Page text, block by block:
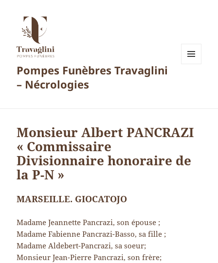
Pompes Funèbres Travaglini
– Nécrologies
Monsieur Albert PANCRAZI
« Commissaire
Divisionnaire honoraire de
la P-N »
MARSEILLE. GIOCATOJO
Madame Jeannette Pancrazi, son épouse ;
Madame Fabienne Pancrazi-Basso, sa fille ;
Madame Aldebert-Pancrazi, sa soeur;
Monsieur Jean-Pierre Pancrazi, son frère;